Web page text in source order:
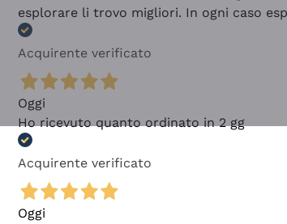
esplorare li trovo migliori. In ogni caso
Acquirente verificato
Oggi
Ho ricevuto quanto ordinato in 2 gg
Acquirente verificato
Oggi